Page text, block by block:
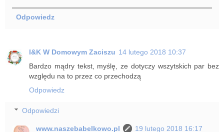
Odpowiedz
I&K W Domowym Zaciszu 14 lutego 2018 10:37
Bardzo mądry tekst, myślę, ze dotyczy wszytskich par bez
względu na to przez co przechodzą
Odpowiedz
Odpowiedzi
www.naszebabelkowo.pl
19 lutego 2018 16:17